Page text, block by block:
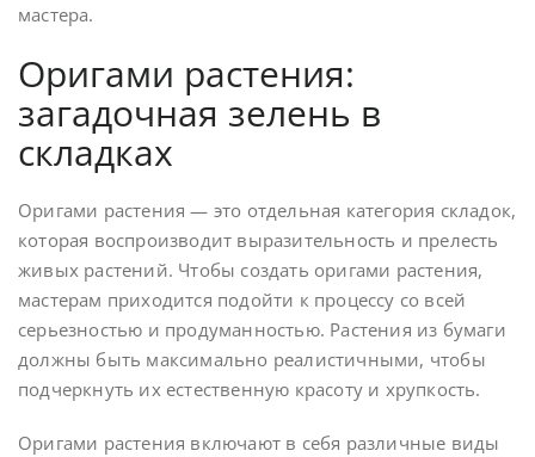
мастера.
Оригами растения:
загадочная зелень в
складках
Оригами растения — это отдельная категория складок,
которая воспроизводит выразительность и прелесть
живых растений. Чтобы создать оригами растения,
мастерам приходится подойти к процессу со всей
серьезностью и продуманностью. Растения из бумаги
должны быть максимально реалистичными, чтобы
подчеркнуть их естественную красоту и хрупкость.
Оригами растения включают в себя различные виды